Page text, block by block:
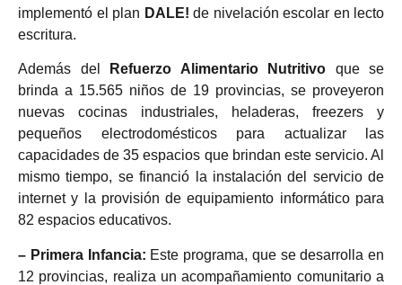
implementó el plan DALE! de nivelación escolar en lecto
escritura.
Además del Refuerzo Alimentario Nutritivo que se
brinda a 15.565 niños de 19 provincias, se proveyeron
nuevas cocinas industriales, heladeras, freezers y
pequeños electrodomésticos para actualizar las
capacidades de 35 espacios que brindan este servicio. Al
mismo tiempo, se financió la instalación del servicio de
internet y la provisión de equipamiento informático para
82 espacios educativos.
– Primera Infancia: Este programa, que se desarrolla en
12 provincias, realiza un acompañamiento comunitario a